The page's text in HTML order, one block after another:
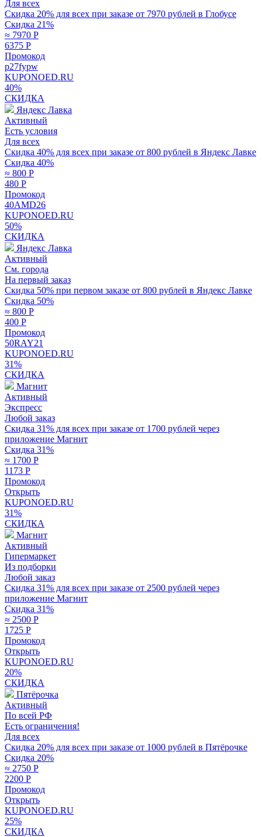
Для всех
Скидка 20% для всех при заказе от 7970 рублей в Глобусе
Скидка 21%
≈ 7970 Р
6375 Р
Промокод
p27fypw
KUPONOED.RU
40%
СКИДКА
Яндекс Лавка
Активный
Есть условия
Для всех
Скидка 40% для всех при заказе от 800 рублей в Яндекс Лавке
Скидка 40%
≈ 800 Р
480 Р
Промокод
40AMD26
KUPONOED.RU
50%
СКИДКА
Яндекс Лавка
Активный
См. города
На первый заказ
Скидка 50% при первом заказе от 800 рублей в Яндекс Лавке
Скидка 50%
≈ 800 Р
400 Р
Промокод
50RAY21
KUPONOED.RU
31%
СКИДКА
Магнит
Активный
Экспресс
Любой заказ
Скидка 31% для всех при заказе от 1700 рублей через
приложение Магнит
Скидка 31%
≈ 1700 Р
1173 Р
Промокод
Открыть
KUPONOED.RU
31%
СКИДКА
Магнит
Активный
Гипермаркет
Из подборки
Любой заказ
Скидка 31% для всех при заказе от 2500 рублей через
приложение Магнит
Скидка 31%
≈ 2500 Р
1725 Р
Промокод
Открыть
KUPONOED.RU
20%
СКИДКА
Пятёрочка
Активный
По всей РФ
Есть ограничения!
Для всех
Скидка 20% для всех при заказе от 1000 рублей в Пятёрочке
Скидка 20%
≈ 2750 Р
2200 Р
Промокод
Открыть
KUPONOED.RU
25%
СКИДКА